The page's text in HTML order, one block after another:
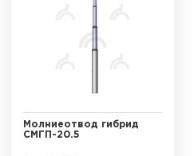
Молниеотвод гибрид
СМГП-20.5